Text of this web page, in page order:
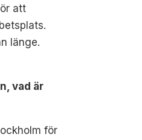
att
länge.
vad är
för